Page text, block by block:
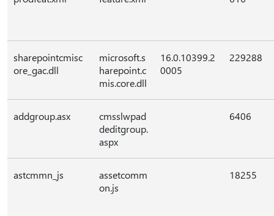
sharepointcmisc
ore_gac.dll
microsoft.s
harepoint.c
mis.core.dll
16.0.10399.2
0005
229288
addgroup.asx
cmsslwpad
deditgroup.
aspx
6406
astcmmn_js
assetcomm
on.js
18255